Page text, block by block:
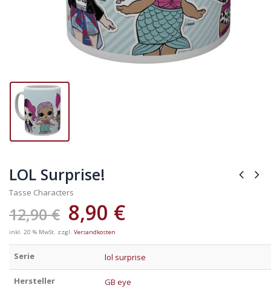
LOL Surprise!
Tasse Characters
12,90€ 8,90 €
inkl. 20 % MwSt. zzgl. Versandkosten
Serie lol surprise
Hersteller GB eye